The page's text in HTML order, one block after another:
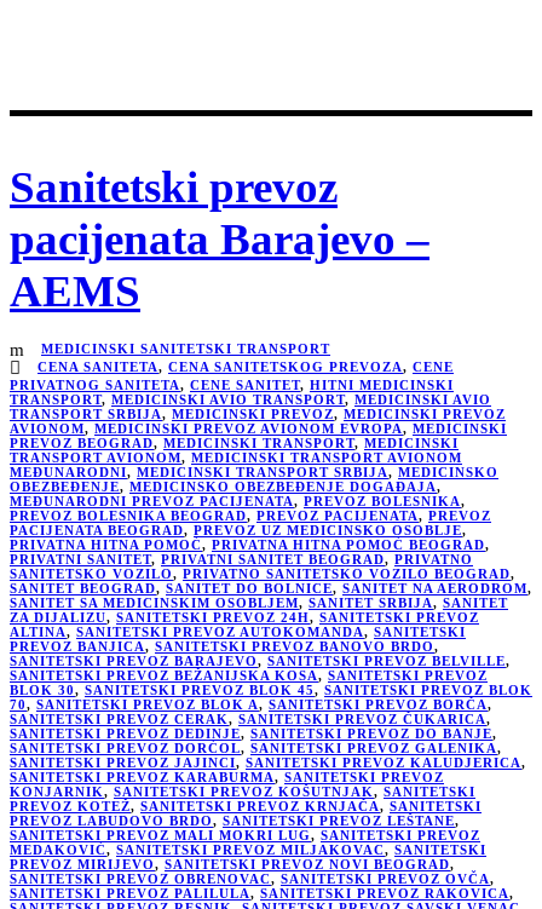
Sanitetski prevoz
pacijenata Barajevo –
AEMS
MEDICINSKI SANITETSKI TRANSPORT
CENA SANITETA, CENA SANITETSKOG PREVOZA, CENE
PRIVATNOG SANITETA, CENE SANITET, HITNI MEDICINSKI
TRANSPORT, MEDICINSKI AVIO TRANSPORT, MEDICINSKI AVIO
TRANSPORT SRBIJA, MEDICINSKI PREVOZ, MEDICINSKI PREVOZ
AVIONOM, MEDICINSKI PREVOZ AVIONOM EVROPA, MEDICINSKI
PREVOZ BEOGRAD, MEDICINSKI TRANSPORT, MEDICINSKI
TRANSPORT AVIONOM, MEDICINSKI TRANSPORT AVIONOM
MEĐUNARODNI, MEDICINSKI TRANSPORT SRBIJA, MEDICINSKO
OBEZBEĐENJE, MEDICINSKO OBEZBEĐENJE DOGAĐAJA,
MEĐUNARODNI PREVOZ PACIJENATA, PREVOZ BOLESNIKA,
PREVOZ BOLESNIKA BEOGRAD, PREVOZ PACIJENATA, PREVOZ
PACIJENATA BEOGRAD, PREVOZ UZ MEDICINSKO OSOBLJE,
PRIVATNA HITNA POMOĆ, PRIVATNA HITNA POMOĆ BEOGRAD,
PRIVATNI SANITET, PRIVATNI SANITET BEOGRAD, PRIVATNO
SANITETSKO VOZILO, PRIVATNO SANITETSKO VOZILO BEOGRAD,
SANITET BEOGRAD, SANITET DO BOLNICE, SANITET NA AERODROM,
SANITET SA MEDICINSKIM OSOBLJEM, SANITET SRBIJA, SANITET
ZA DIJALIZU, SANITETSKI PREVOZ 24H, SANITETSKI PREVOZ
ALTINA, SANITETSKI PREVOZ AUTOKOMANDA, SANITETSKI
PREVOZ BANJICA, SANITETSKI PREVOZ BANOVO BRDO,
SANITETSKI PREVOZ BARAJEVO, SANITETSKI PREVOZ BELVILLE,
SANITETSKI PREVOZ BEŽANIJSKA KOSA, SANITETSKI PREVOZ
BLOK 30, SANITETSKI PREVOZ BLOK 45, SANITETSKI PREVOZ BLOK
70, SANITETSKI PREVOZ BLOK A, SANITETSKI PREVOZ BORČA,
SANITETSKI PREVOZ CERAK, SANITETSKI PREVOZ ČUKARICA,
SANITETSKI PREVOZ DEDINJE, SANITETSKI PREVOZ DO BANJE,
SANITETSKI PREVOZ DORĆOL, SANITETSKI PREVOZ GALENIKA,
SANITETSKI PREVOZ JAJINCI, SANITETSKI PREVOZ KALUDJERICA,
SANITETSKI PREVOZ KARABURMA, SANITETSKI PREVOZ
KONJARNIK, SANITETSKI PREVOZ KOŠUTNJAK, SANITETSKI
PREVOZ KOTEŽ, SANITETSKI PREVOZ KRNJAČA, SANITETSKI
PREVOZ LABUDOVO BRDO, SANITETSKI PREVOZ LEŠTANE,
SANITETSKI PREVOZ MALI MOKRI LUG, SANITETSKI PREVOZ
MEDAKOVIĆ, SANITETSKI PREVOZ MILJAKOVAC, SANITETSKI
PREVOZ MIRIJEVO, SANITETSKI PREVOZ NOVI BEOGRAD,
SANITETSKI PREVOZ OBRENOVAC, SANITETSKI PREVOZ OVČA,
SANITETSKI PREVOZ PALILULA, SANITETSKI PREVOZ RAKOVICA,